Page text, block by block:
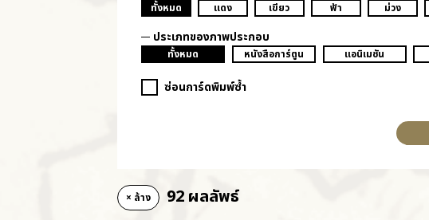
ทั้งหมด แดง เขียว ฟ้า ม่วง
ประเภทของภาพประกอบ
ทั้งหมด หนังสือการ์ตูน แอนิเมชัน
ซ่อนการ์ดพิมพ์ซ้ำ
× ล้าง 92 ผลลัพธ์